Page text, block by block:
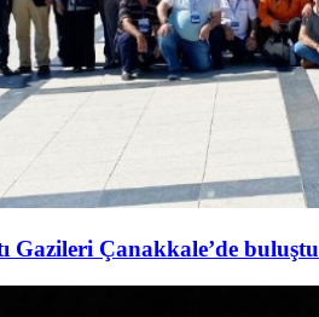
Gazileri Çanakkale’de buluştu